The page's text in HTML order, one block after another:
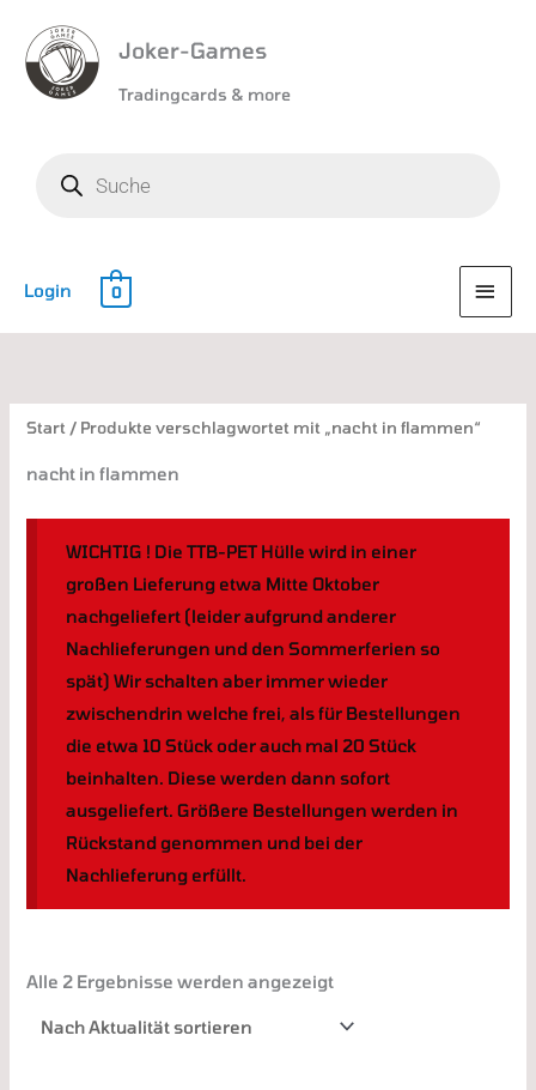
Joker-Games
Tradingcards & more
Login 0
Start / Produkte verschlagwortet mit „nacht in flammen“
nacht in flammen
WICHTIG ! Die TTB-PET Hülle wird in einer
großen Lieferung etwa Mitte Oktober
nachgeliefert (leider aufgrund anderer
Nachlieferungen und den Sommerferien so
spät) Wir schalten aber immer wieder
zwischendrin welche frei, als für Bestellungen
die etwa 10 Stück oder auch mal 20 Stück
beinhalten. Diese werden dann sofort
ausgeliefert. Größere Bestellungen werden in
Rückstand genommen und bei der
Nachlieferung erfüllt.
Alle 2 Ergebnisse werden angezeigt